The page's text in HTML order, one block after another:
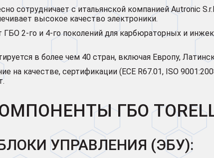
сотрудничает с итальянской компанией Autronic
высокое качество электроники.
ГБО 2-го и 4-го поколений для карбюраторных и
в более чем 40 стран, включая Европу,
на качестве, сертификации (ECE R67.01, ISO
ГБО
УПРАВЛЕНИЯ (ЭБУ):